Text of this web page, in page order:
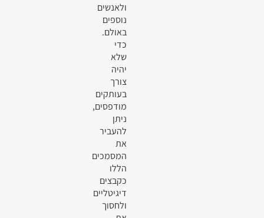
ולאנשים
נוספים
באולם.
כדי
שלא
יהיה
צורך
בעותקים
מודפסים,
ניתן
להעביר
את
המסמכים
הללו
כקבצים
דיגיטליים
ולחסוך